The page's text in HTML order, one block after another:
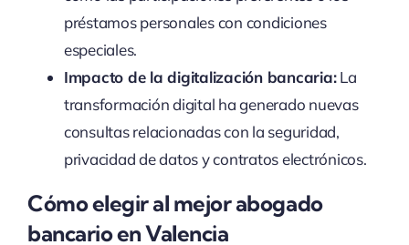
préstamos personales con condiciones
especiales.
Impacto de la digitalización bancaria:La
transformación digital ha generado nuevas
consultas relacionadas con la seguridad,
privacidad de datos y contratos electrónicos.
Cómo elegir al mejor abogado
bancario en Valencia